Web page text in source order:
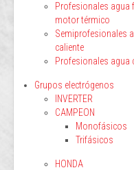
Profesionales agua
motor térmico
Semiprofesionales
caliente
Profesionales agua
Grupos electrógenos
INVERTER
CAMPEON
Monofásicos
Trifásicos
HONDA